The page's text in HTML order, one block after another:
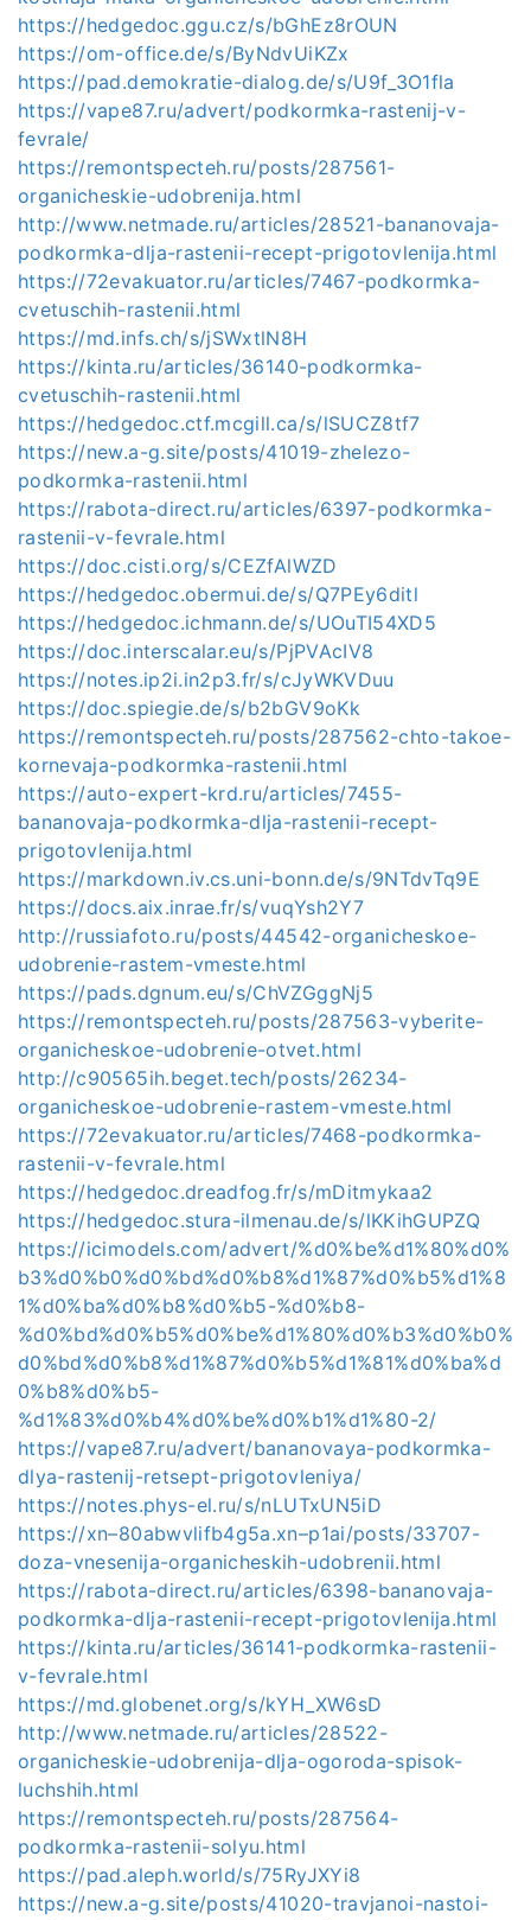
https://hedgedoc.ggu.cz/s/bGhEz8rOUN
https://om-office.de/s/ByNdvUiKZx
https://pad.demokratie-dialog.de/s/U9f_3O1fla
https://vape87.ru/advert/podkormka-rastenij-v-
fevrale/
https://remontspecteh.ru/posts/287561-
organicheskie-udobrenija.html
http://www.netmade.ru/articles/28521-bananovaja-
podkormka-dlja-rastenii-recept-prigotovlenija.html
https://72evakuator.ru/articles/7467-podkormka-
cvetuschih-rastenii.html
https://md.infs.ch/s/jSWxtlN8H
https://kinta.ru/articles/36140-podkormka-
cvetuschih-rastenii.html
https://hedgedoc.ctf.mcgill.ca/s/lSUCZ8tf7
https://new.a-g.site/posts/41019-zhelezo-
podkormka-rastenii.html
https://rabota-direct.ru/articles/6397-podkormka-
rastenii-v-fevrale.html
https://doc.cisti.org/s/CEZfAlWZD
https://hedgedoc.obermui.de/s/Q7PEy6ditl
https://hedgedoc.ichmann.de/s/UOuTI54XD5
https://doc.interscalar.eu/s/PjPVAcIV8
https://notes.ip2i.in2p3.fr/s/cJyWKVDuu
https://doc.spiegie.de/s/b2bGV9oKk
https://remontspecteh.ru/posts/287562-chto-takoe-
kornevaja-podkormka-rastenii.html
https://auto-expert-krd.ru/articles/7455-
bananovaja-podkormka-dlja-rastenii-recept-
prigotovlenija.html
https://markdown.iv.cs.uni-bonn.de/s/9NTdvTq9E
https://docs.aix.inrae.fr/s/vuqYsh2Y7
http://russiafoto.ru/posts/44542-organicheskoe-
udobrenie-rastem-vmeste.html
https://pads.dgnum.eu/s/ChVZGggNj5
https://remontspecteh.ru/posts/287563-vyberite-
organicheskoe-udobrenie-otvet.html
http://c90565ih.beget.tech/posts/26234-
organicheskoe-udobrenie-rastem-vmeste.html
https://72evakuator.ru/articles/7468-podkormka-
rastenii-v-fevrale.html
https://hedgedoc.dreadfog.fr/s/mDitmykaa2
https://hedgedoc.stura-ilmenau.de/s/lKKihGUPZQ
https://icimodels.com/advert/%d0%be%d1%80%d0%
b3%d0%b0%d0%bd%d0%b8%d1%87%d0%b5%d1%8
1%d0%ba%d0%b8%d0%b5-%d0%b8-
%d0%bd%d0%b5%d0%be%d1%80%d0%b3%d0%b0%
d0%bd%d0%b8%d1%87%d0%b5%d1%81%d0%ba%d
0%b8%d0%b5-
%d1%83%d0%b4%d0%be%d0%b1%d1%80-2/
https://vape87.ru/advert/bananovaya-podkormka-
dlya-rastenij-retsept-prigotovleniya/
https://notes.phys-el.ru/s/nLUTxUN5iD
https://xn–80abwvlifb4g5a.xn–p1ai/posts/33707-
doza-vnesenija-organicheskih-udobrenii.html
https://rabota-direct.ru/articles/6398-bananovaja-
podkormka-dlja-rastenii-recept-prigotovlenija.html
https://kinta.ru/articles/36141-podkormka-rastenii-
v-fevrale.html
https://md.globenet.org/s/kYH_XW6sD
http://www.netmade.ru/articles/28522-
organicheskie-udobrenija-dlja-ogoroda-spisok-
luchshih.html
https://remontspecteh.ru/posts/287564-
podkormka-rastenii-solyu.html
https://pad.aleph.world/s/75RyJXYi8
https://new.a-g.site/posts/41020-travjanoi-nastoi-